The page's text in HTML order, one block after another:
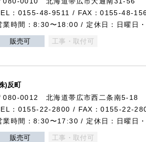
：0155-48-9511 / FAX：0155-48-
業時間：8:30〜18:00 / 定休日：日曜日
販売可 工事・取付可
)反町
080-0012 北海道帯広市西二条南5-18
：0155-22-2800 / FAX：0155-22-
業時間：8:30〜17:30 / 定休日：日曜日
販売可 工事・取付可